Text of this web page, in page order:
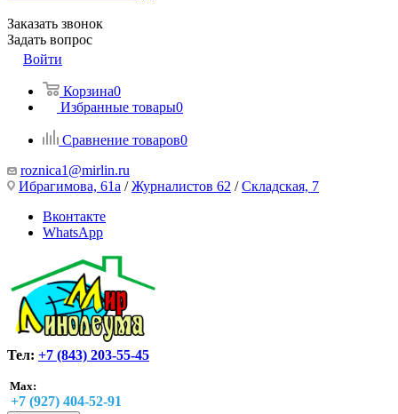
Заказать звонок
Задать вопрос
Войти
Корзина0
Избранные товары0
Сравнение товаров0
roznica1@mirlin.ru
Ибрагимова, 61а /Журналистов 62 /Складская, 7
Вконтакте
WhatsApp
Тел: +7 (843) 203-55-45
Max:
+7 (927) 404-52-91